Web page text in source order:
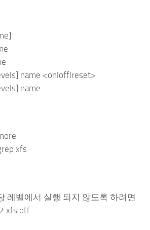
name <onlofflreset>
name
xfs
레벨에서 실행 되지 않도록 하려면
xfs off